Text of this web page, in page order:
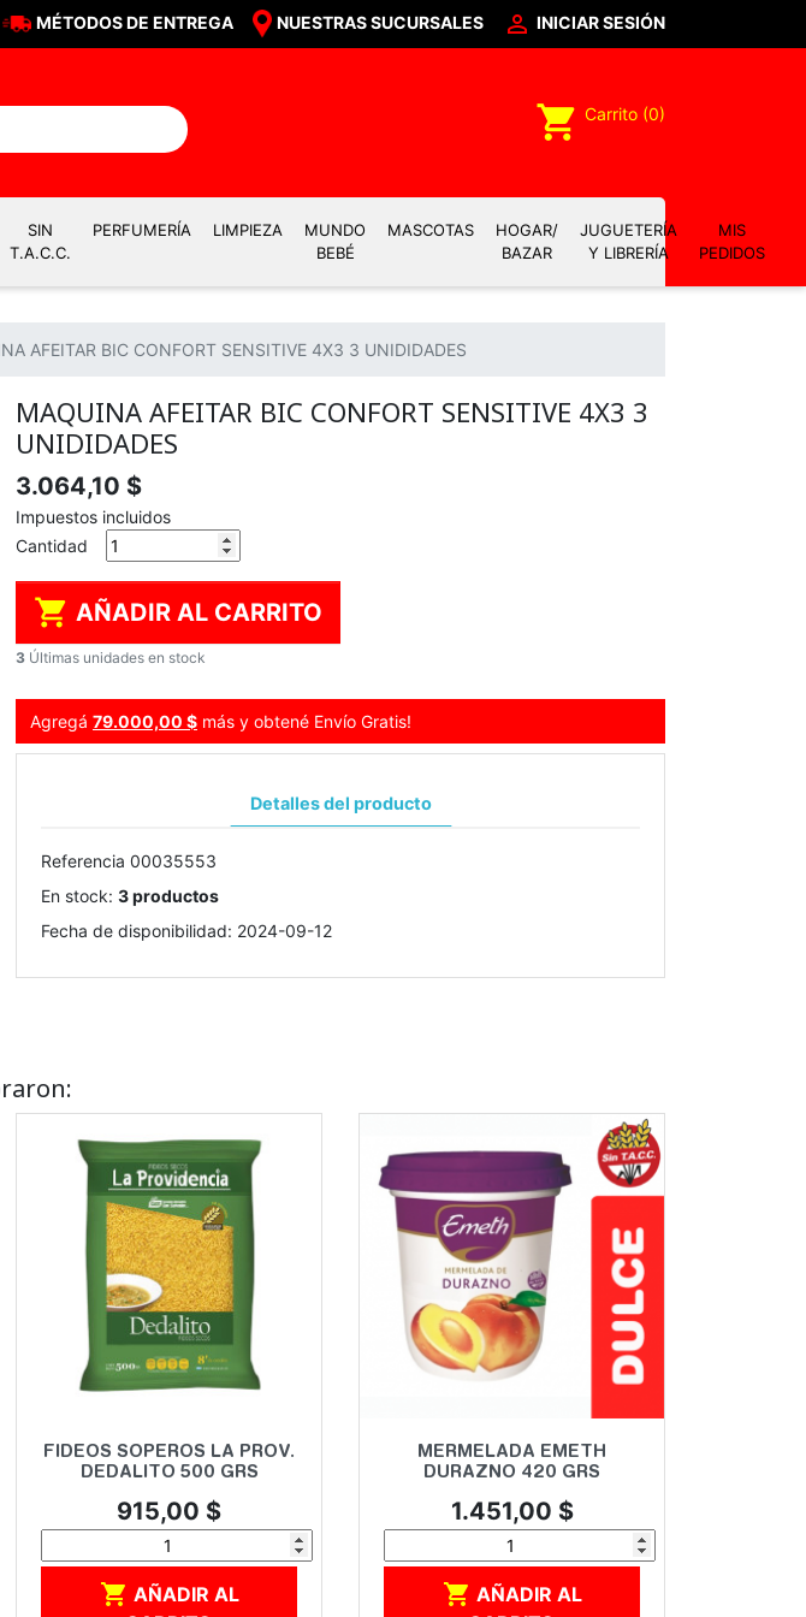
MÉTODOS DE ENTREGA NUESTRAS SUCURSALES  INICIAR SESIÓN
shopping_cart Carrito (0)
SIN
T.A.C.C.
PERFUMERÍA LIMPIEZA
MUNDO
BEBÉ
MASCOTAS
HOGAR/
BAZAR
JUGUETERÍA
Y LIBRERÍA
MIS
PEDIDOS
AFEITAR BIC CONFORT SENSITIVE 4X3 3 UNIDIDADES
MAQUINA AFEITAR BIC CONFORT SENSITIVE 4X3 3
UNIDIDADES
3.064,10 $
Impuestos incluidos
Cantidad
 AÑADIR AL CARRITO
3 Últimas unidades en stock
Agregá 79.000,00 $ más y obtené Envío Gratis!
Detalles del producto
Referencia 00035553
En stock: 3 productos
Fecha de disponibilidad: 2024-09-12
Vista rápida
FIDEOS SOPEROS LA PROV.
DEDALITO 500 GRS
Precio
915,00 $

Vista rápida
MERMELADA EMETH
DURAZNO 420 GRS
Precio
1.451,00 $
